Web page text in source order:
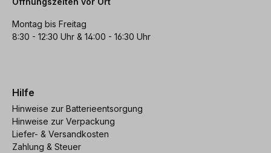
Montag bis Freitag
8:30 - 12:30 Uhr & 14:00 - 16:30 Uhr
Hilfe
Hinweise zur Batterieentsorgung
Hinweise zur Verpackung
Liefer- & Versandkosten
Zahlung & Steuer